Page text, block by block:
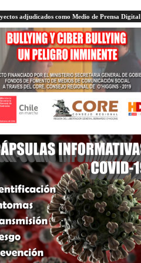
adjudicados como Medio de Prensa Digital